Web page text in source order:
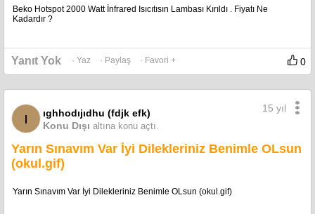
Beko Hotspot 2000 Watt İnfrared Isıcıtısın Lambası Kırıldı . Fiyatı Ne
Kadardır ?
Yanıt Yok · Yaz · Paylaş · Favori + 0
ı
ıghhodıjıdhu (fdjk efk)
Konu Dışı altına konu açtı.
15 yıl
Yarın Sınavım Var İyi Dilekleriniz Benimle OLsun
(okul.gif)
Yarın Sınavım Var İyi Dilekleriniz Benimle OLsun (okul.gif)